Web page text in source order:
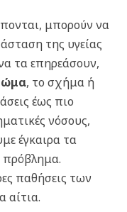
μπορούν να
της υγείας
τα επηρεάσουν,
, το σχήμα ή
έως πιο
νόσους,
έγκαιρα τα
παθήσεις των
αίτια.